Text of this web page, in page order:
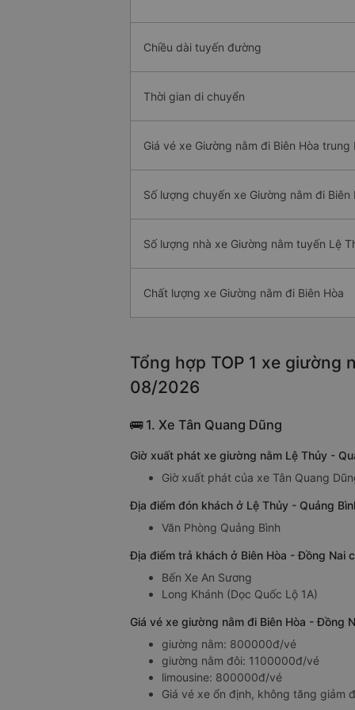
Chiều dài tuyến đường
Thời gian di chuyển
Giá vé xe Giường nằm đi Biên Hòa trung
Số lượng chuyến xe Giường nằm đi Biên
Số lượng nhà xe Giường nằm tuyến Lệ
Chất lượng xe Giường nằm đi Biên Hòa
Tổng hợp TOP 1 xe
08/2026
🚌 1. Xe Tân Quang Dũng
Giờ xuất phát xe giường nằm Lệ Thủy -
Giờ xuất phát của xe Tân Quang
Địa điểm đón khách ở Lệ Thủy - Quảng
Văn Phòng Quảng Bình
Địa điểm trả khách ở Biên Hòa - Đồng Nai
Bến Xe An Sương
Long Khánh (Dọc Quốc Lộ 1A)
Giá vé xe giường nằm đi Biên Hòa - Đồng
giường nằm: 800000đ/vé
giường nằm đôi: 1100000đ/vé
limousine: 800000đ/vé
Giá vé xe ổn định, không tăng giảm